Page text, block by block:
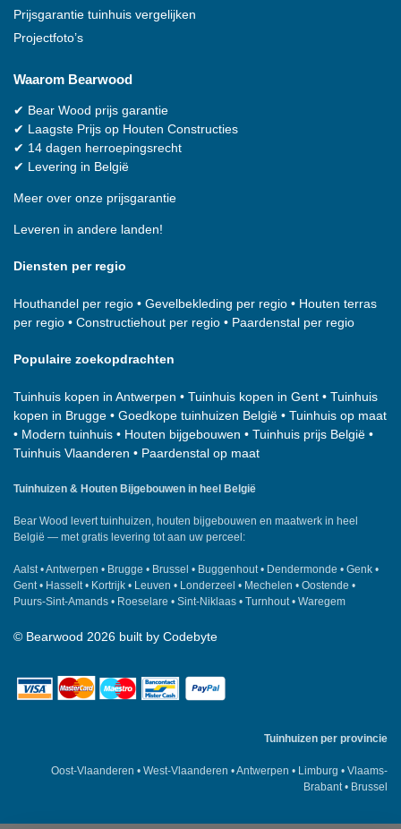
Prijsgarantie tuinhuis vergelijken
Projectfoto’s
Waarom Bearwood
✔ Bear Wood prijs garantie
✔ Laagste Prijs op Houten Constructies
✔ 14 dagen herroepingsrecht
✔ Levering in België
Meer over onze prijsgarantie
Leveren in andere landen!
Diensten per regio
Houthandel per regio • Gevelbekleding per regio • Houten terras
per regio • Constructiehout per regio • Paardenstal per regio
Populaire zoekopdrachten
Tuinhuis kopen in Antwerpen • Tuinhuis kopen in Gent • Tuinhuis
kopen in Brugge • Goedkope tuinhuizen België • Tuinhuis op maat
• Modern tuinhuis • Houten bijgebouwen • Tuinhuis prijs België •
Tuinhuis Vlaanderen • Paardenstal op maat
Tuinhuizen & Houten Bijgebouwen in heel België
Bear Wood levert tuinhuizen, houten bijgebouwen en maatwerk in heel
België — met gratis levering tot aan uw perceel:
Aalst •Antwerpen • Brugge • Brussel • Buggenhout • Dendermonde • Genk •
Gent • Hasselt • Kortrijk • Leuven • Londerzeel • Mechelen • Oostende •
Puurs-Sint-Amands • Roeselare • Sint-Niklaas • Turnhout • Waregem
© Bearwood 2026 built by Codebyte
Tuinhuizen per provincie
Oost-Vlaanderen • West-Vlaanderen •Antwerpen • Limburg • Vlaams-
Brabant• Brussel